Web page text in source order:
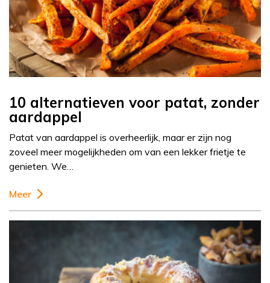
10 alternatieven voor patat, zonder
aardappel
Patat van aardappel is overheerlijk, maar er zijn nog
zoveel meer mogelijkheden om van een lekker frietje te
genieten. We…
Meer